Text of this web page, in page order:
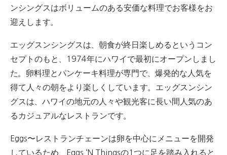
ンシングスはボリュームのある安価な料理でお客様をお
迎えします。
エッグスンシングスは、朝食が終日楽しめるというコン
セプトのもと、1974年にハワイで最初にオープンしまし
た。 卵料理とパンケーキ料理が専門で、爆発的な人気を
得て人々の朝をより楽しくしています。
エッグスンシン
グスは、ハワイの地元の人々や観光客に長い間人気のあ
るカジュアルなレストランです。
Eggs〜レストランチェーンは卵を中心にメニューを開発
しているため、Eggs ‘N Thingsの1つに足を踏み入れると